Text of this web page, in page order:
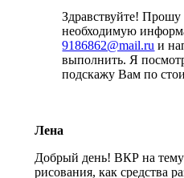
Здравствуйте!
необходимую
9186862@mail.ru и
выполнить. Я
подскажу Вам по
Лена
Добрый день! ВКР на
рисования, как средства